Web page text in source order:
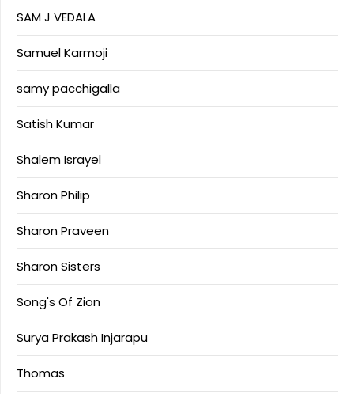
SAM J VEDALA
Samuel Karmoji
samy pacchigalla
Satish Kumar
Shalem Israyel
Sharon Philip
Sharon Praveen
Sharon Sisters
Song's Of Zion
Surya Prakash Injarapu
Thomas